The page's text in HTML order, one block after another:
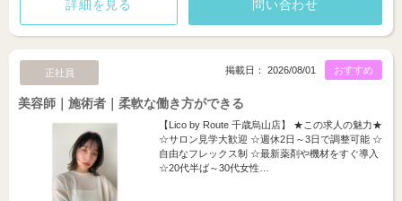
詳細を見る 問い合わせ
正社員 おすすめ
掲載日： 2026/08/01
美容師｜施術者｜柔軟な働き方ができる
【Lico by Route 千歳烏山店】 ★この求人の魅力★
☆サロン見学大歓迎 ☆週休2日～3日で調整可能 ☆
自由なフレックス制 ☆最新薬剤や機材をすぐ導入
☆20代半ば～30代女性…